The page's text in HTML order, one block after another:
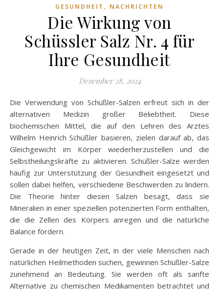
GESUNDHEIT , NACHRICHTEN
Die Wirkung von
Schüssler Salz Nr. 4 für
Ihre Gesundheit
Dezember 28, 2024
Die Verwendung von Schüßler-Salzen erfreut sich in der
alternativen Medizin großer Beliebtheit. Diese
biochemischen Mittel, die auf den Lehren des Arztes
Wilhelm Heinrich Schüßler basieren, zielen darauf ab, das
Gleichgewicht im Körper wiederherzustellen und die
Selbstheilungskräfte zu aktivieren. Schüßler-Salze werden
häufig zur Unterstützung der Gesundheit eingesetzt und
sollen dabei helfen, verschiedene Beschwerden zu lindern.
Die Theorie hinter diesen Salzen besagt, dass sie
Mineralien in einer speziellen potenzierten Form enthalten,
die die Zellen des Körpers anregen und die natürliche
Balance fördern.
Gerade in der heutigen Zeit, in der viele Menschen nach
natürlichen Heilmethoden suchen, gewinnen Schüßler-Salze
zunehmend an Bedeutung. Sie werden oft als sanfte
Alternative zu chemischen Medikamenten betrachtet und